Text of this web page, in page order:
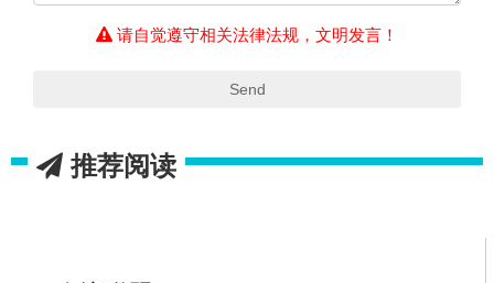
请自觉遵守相关法律法规，文明发言！
Send
推荐阅读